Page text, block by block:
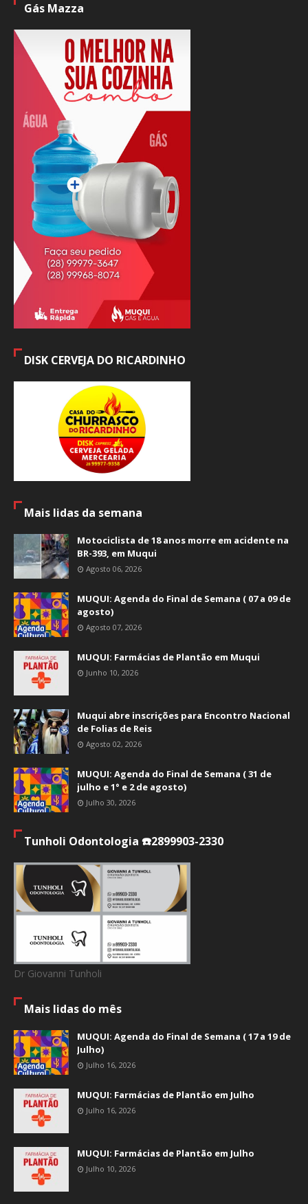
Gás Mazza
DISK CERVEJA DO RICARDINHO
Mais lidas da semana
Motociclista de 18 anos morre em acidente na
BR-393, em Muqui
Agosto 06, 2026
MUQUI: Agenda do Final de Semana ( 07 a 09 de
agosto)
Agosto 07, 2026
MUQUI: Farmácias de Plantão em Muqui
Junho 10, 2026
Muqui abre inscrições para Encontro Nacional
de Folias de Reis
Agosto 02, 2026
MUQUI: Agenda do Final de Semana ( 31 de
julho e 1° e 2 de agosto)
Julho 30, 2026
Tunholi Odontologia ☎️2899903-2330
Dr Giovanni Tunholi
Mais lidas do mês
MUQUI: Agenda do Final de Semana ( 17 a 19 de
Julho)
Julho 16, 2026
MUQUI: Farmácias de Plantão em Julho
Julho 16, 2026
MUQUI: Farmácias de Plantão em Julho
Julho 10, 2026